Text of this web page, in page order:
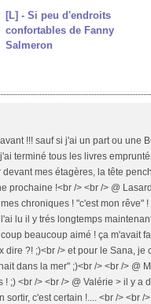
[L] - Si peu d'endroits
confortables de Fanny
Salmeron
!!! sauf si j'ai un part ou une
terminé tous les livres
mes étagères, la tête
prochaine !<br /> <br /> @
chroniques ! "c'est mon rêve"
lu il y trés longtemps
beaucoup aimé ! ça m'avait
?! ;)<br /> et pour le Sana, je
dans la mer" ;)<br /> <br /> @
;) <br /> <br /> @ Valérie > il y a
c'est certain !.... <br /> <br /